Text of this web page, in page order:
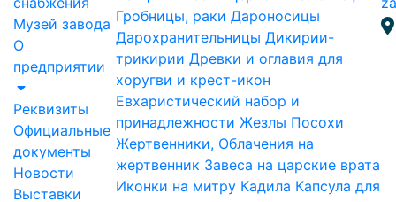
Музей завода
О
предприятии
Реквизиты
Официальные
документы
Новости
Выставки
Гробницы, раки Дароносицы
Дарохранительницы Дикирии-
трикирии Древки и оглавия для
хоругви и крест-икон
Евхаристический набор и
принадлежности Жезлы Посохи
Жертвенники, Облачения на
жертвенник Завеса на царские врата
Иконки на митру Кадила Капсула для